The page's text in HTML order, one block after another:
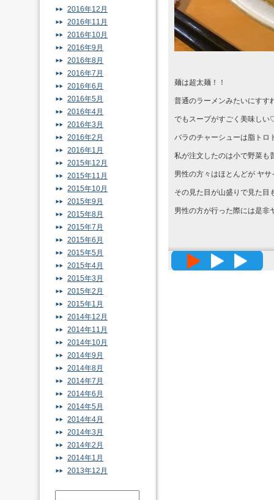
麺は超太麺！！
普通のラーメンみたいにすす
でもスープがすごく美味し
バラのチャーシューは脂ト
私が注文したのは小で野菜も
男性の方々はほとんどが ヤ
その見た目が山盛りで見た目
男性の方が行った際には是非
高精度メ
2016年12月
2016年11月
2016年10月
2016年9月
2016年8月
2016年7月
2016年6月
2016年5月
2016年4月
2016年3月
2016年2月
2016年1月
2015年12月
2015年11月
2015年10月
2015年9月
2015年8月
2015年7月
2015年6月
2015年5月
2015年4月
2015年3月
2015年2月
2015年1月
2014年12月
2014年11月
2014年10月
2014年9月
2014年8月
2014年7月
2014年6月
2014年5月
2014年4月
2014年3月
2014年2月
2014年1月
2013年12月